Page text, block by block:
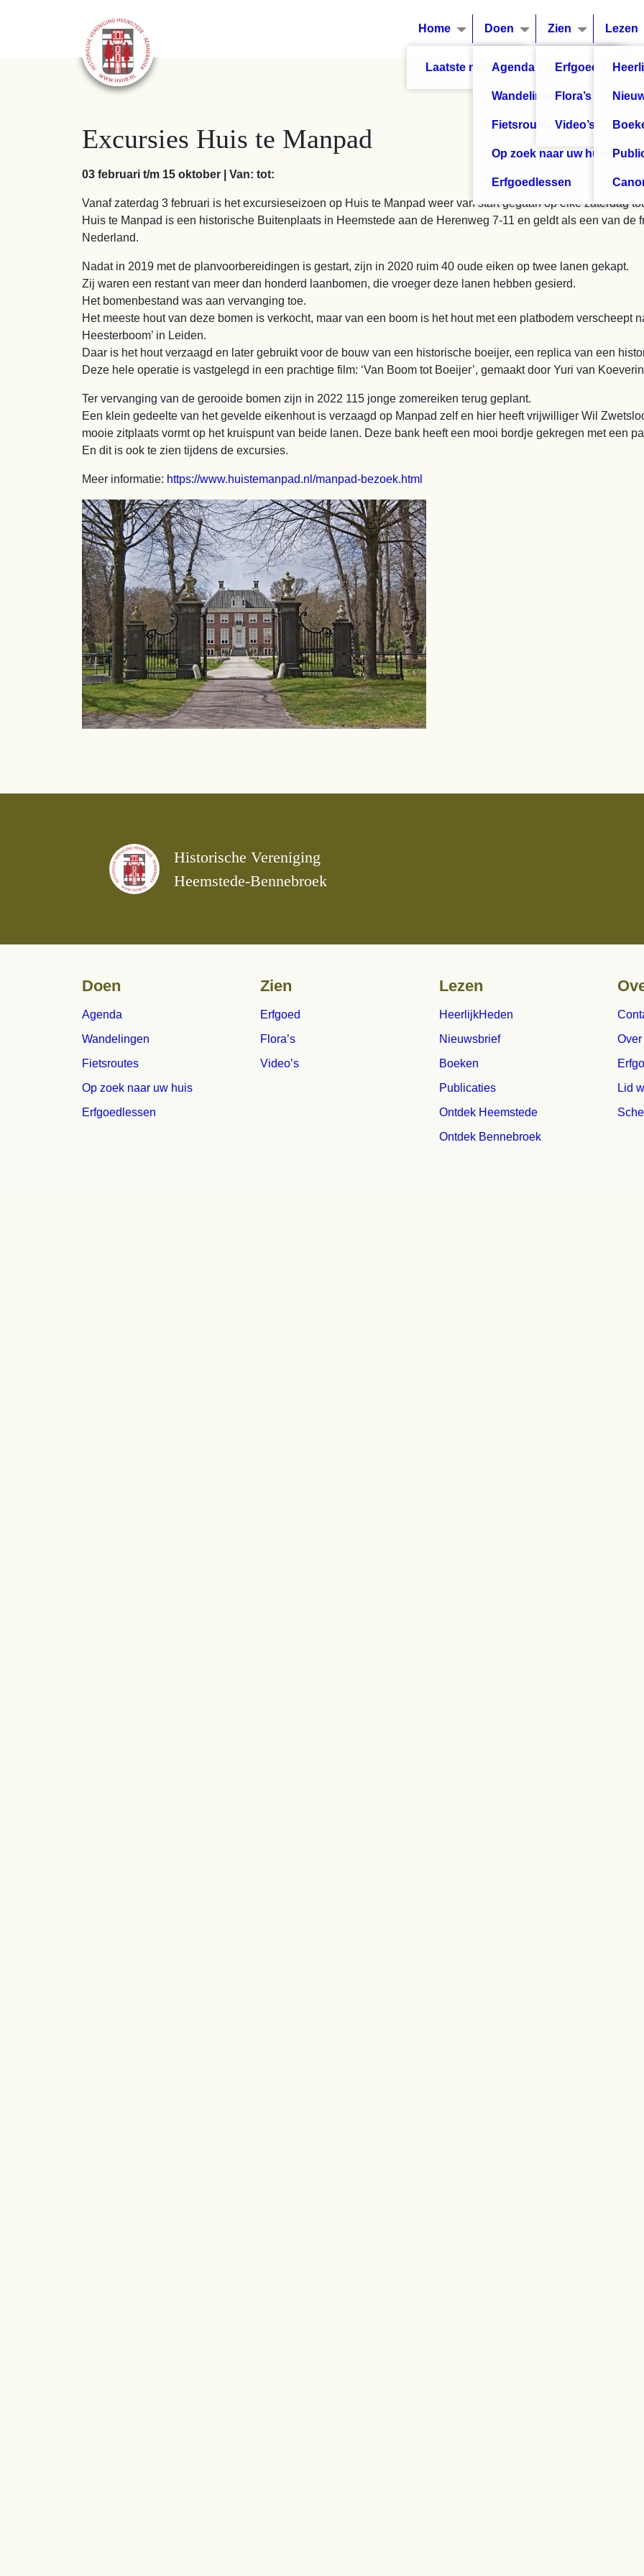
Home Doen Zien Lezen
Excursies Huis te Manpad
03 februari t/m 15 oktober | Van: tot:
Vanaf zaterdag 3 februari is het excursieseizoen op Huis te Manpad weer van start gegaan op elke zaterdag
Huis te Manpad is een historische Buitenplaats in Heemstede aan de Herenweg 7-11 en geldt als een van de
Nederland.
Nadat in 2019 met de planvoorbereidingen is gestart, zijn in 2020 ruim 40 oude eiken op twee lanen gekapt.
Zij waren een restant van meer dan honderd laanbomen, die vroeger deze lanen hebben gesierd.
Het bomenbestand was aan vervanging toe.
Het meeste hout van deze bomen is verkocht, maar van een boom is het hout met een platbodem verscheept
Heesterboom’ in Leiden.
Daar is het hout verzaagd en later gebruikt voor de bouw van een historische boeijer, een replica van een
Deze hele operatie is vastgelegd in een prachtige film: ‘Van Boom tot Boeijer’, gemaakt door Yuri van
Ter vervanging van de gerooide bomen zijn in 2022 115 jonge zomereiken terug geplant.
Een klein gedeelte van het gevelde eikenhout is verzaagd op Manpad zelf en hier heeft vrijwilliger Wil
mooie zitplaats vormt op het kruispunt van beide lanen. Deze bank heeft een mooi bordje gekregen met een
En dit is ook te zien tijdens de excursies.
Meer informatie: https://www.huistemanpad.nl/manpad-bezoek.html
Heemstede-Bennebroek
Doen
Fietsroutes
Op zoek naar uw huis
Erfgoedlessen
Zien
Video’s
Lezen
Boeken
Publicaties
Ontdek Heemstede
Ontdek Bennebroek
Over
Erfgoedprijs
Lid worden
Schenken